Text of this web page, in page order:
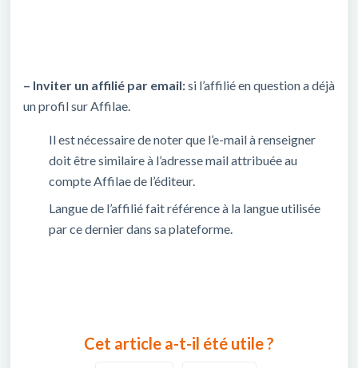
– Inviter un affilié par email:si l’affilié en question a déjà
un profil sur Affilae.
Il est nécessaire de noter que l’e-mail à renseigner
doit être similaire à l’adresse mail attribuée au
compte Affilae de l’éditeur.
Langue de l’affilié fait référence à la langue utilisée
par ce dernier dans sa plateforme.
Cet article a-t-il été utile ?